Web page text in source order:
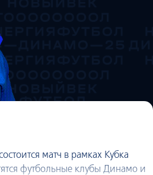
матч в рамках Кубка
футбольные клубы Динамо и